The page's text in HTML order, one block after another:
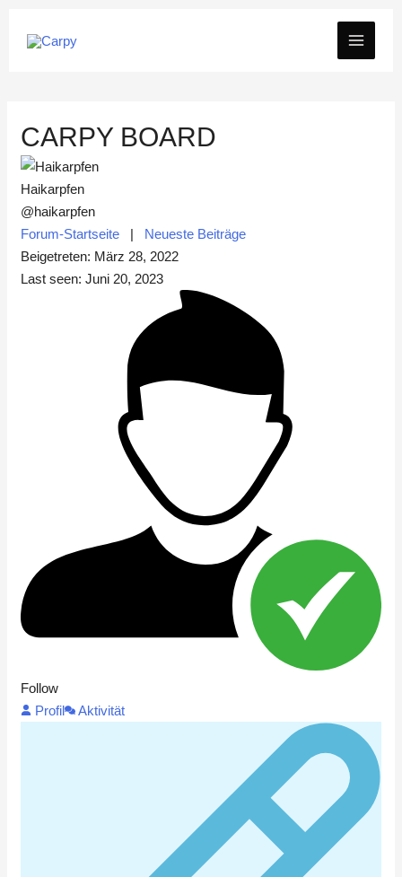
Inhalt
MAIN
CARPY BOARD
Haikarpfen
@haikarpfen
Forum-Startseite | Neueste Beiträge
Beigetreten: März 28, 2022
Last seen: Juni 20, 2023
Follow
Profil
Aktivität